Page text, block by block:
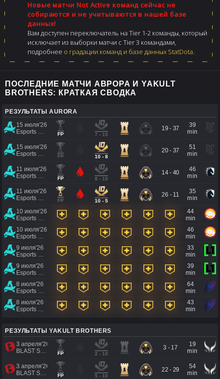
Новые матчи Not Active команд сейчас не
собираются и не учитываются в нашей базе
данных!
Вам доступен переключатель на Tier 1-2 команды, который
исключает из выборки матчи с Tier 3 командами,
подробнее о градации команд и базе данных StatDota.
ПОСЛЕДНИЕ МАТЧИ АВРОРА И YAKULT
BROTHERS: КРАТКАЯ СВОДКА
РЕЗУЛЬТАТЫ AURORA
15 июля'26
FP 7 - 10
19 - 37
39
min
15 июля'26
FP 10 - 8
20 - 37
51
min
11 июля'26
FP 8 - 10
14 - 40
46
min
11 июля'26
FP 10 - 5
26 - 11
35
min
10 июля'26
44
min
10 июля'26
46
min
9 июля'26
33
min
9 июля'26
39
min
8 июля'26
64
min
8 июля'26
43
min
РЕЗУЛЬТАТЫ YAKULT BROTHERS
3 апреля'26
FP 2 - 10
3 - 17
19
min
3 апреля'26
FP 5 - 10
22 - 29
54
min